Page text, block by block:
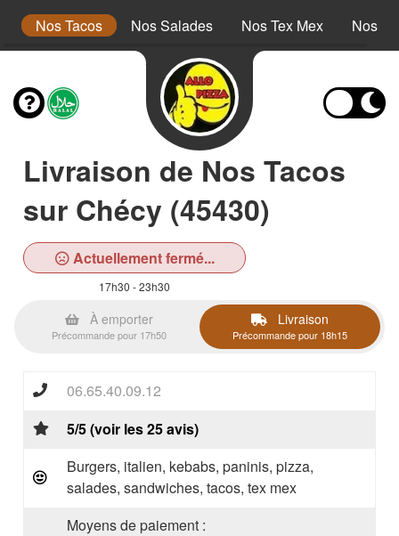
Nos Tacos Nos Salades Nos Tex Mex Nos
Livraison de Nos Tacos
sur Chécy (45430)
Actuellement fermé...
17h30 - 23h30
À emporter
Précommande pour 17h50
Livraison
Précommande pour 18h15
06.65.40.09.12
5/5 (voir les 25 avis)
Burgers, italien, kebabs, paninis, pizza,
salades, sandwiches, tacos, tex mex
Moyens de paiement :